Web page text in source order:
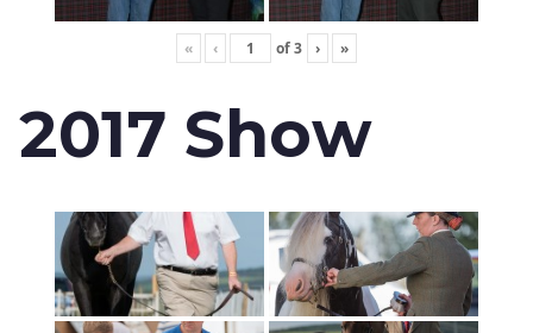
« ‹ of3 › »
2017 Show